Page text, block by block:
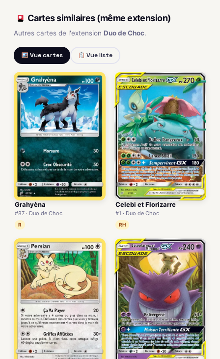
Cartes similaires (même extension)
Autres cartes de l'extension Duo de Choc.
Vue cartes Vue liste
Grahyèna
#87 · Duo de Choc
R
Celebi et Florizarre
#1 · Duo de Choc
RH